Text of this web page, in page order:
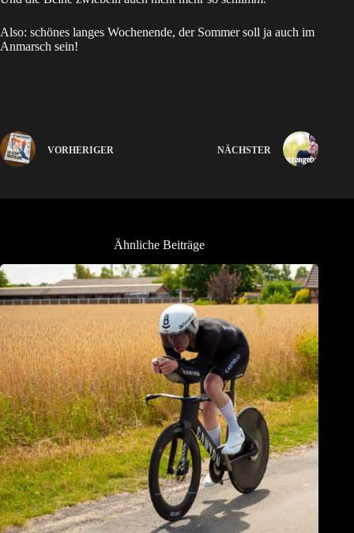
Also: schönes langes Wochenende, der Sommer soll ja auch im
Anmarsch sein!
VORHERIGER NÄCHSTER
Ähnliche Beiträge